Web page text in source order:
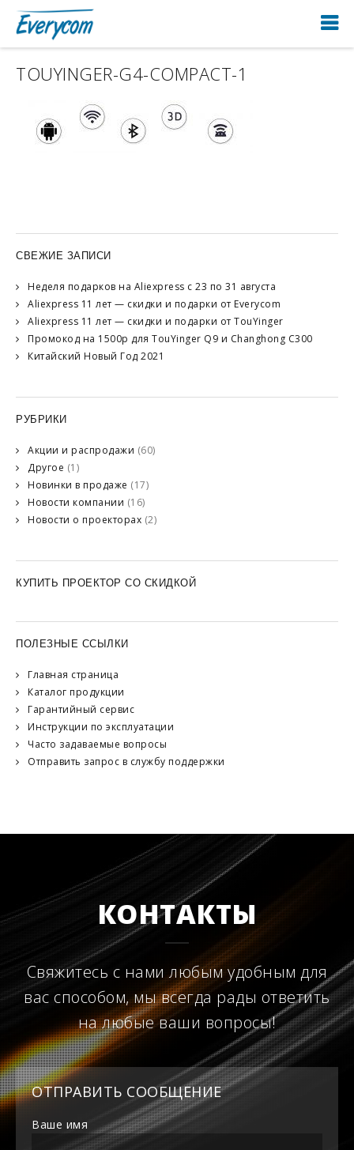
TOUYINGER-G4-COMPACT-1
СВЕЖИЕ ЗАПИСИ
Неделя подарков на Aliexpress с 23 по 31 августа
Aliexpress 11 лет — скидки и подарки от Everycom
Aliexpress 11 лет — скидки и подарки от TouYinger
Промокод на 1500р для TouYinger Q9 и Changhong C300
Китайский Новый Год 2021
РУБРИКИ
Акции и распродажи (60)
Другое (1)
Новинки в продаже (17)
Новости компании (16)
Новости о проекторах (2)
КУПИТЬ ПРОЕКТОР СО СКИДКОЙ
ПОЛЕЗНЫЕ ССЫЛКИ
Главная страница
Каталог продукции
Гарантийный сервис
Инструкции по эксплуатации
Часто задаваемые вопросы
Отправить запрос в службу поддержки
КОНТАКТЫ
Свяжитесь с нами любым удобным для
вас способом, мы всегда рады ответить
на любые ваши вопросы!
ОТПРАВИТЬ СООБЩЕНИЕ
Ваше имя